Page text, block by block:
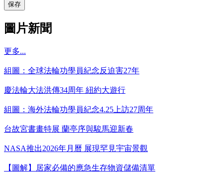
保存
圖片新聞
更多...
組圖：全球法輪功學員紀念反迫害27年
慶法輪大法洪傳34周年 紐約大遊行
組圖：海外法輪功學員紀念4.25上訪27周年
台故宮書畫特展 蘭亭序與駿馬迎新春
NASA推出2026年月曆 展現罕見宇宙景觀
【圖解】居家必備的應急生存物資儲備清單